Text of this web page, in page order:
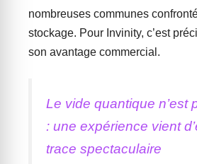
nombreuses communes
stockage. Pour Invinity, c’est
son avantage commercial.
Le vide quantique n’est
: une expérience vient
trace spectaculaire